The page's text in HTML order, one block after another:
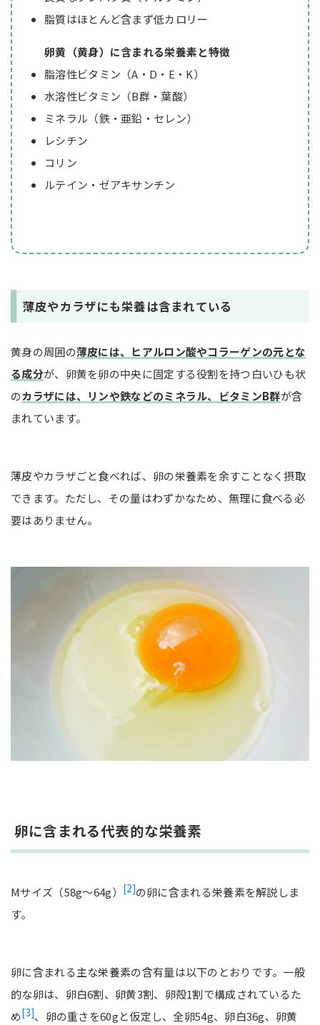
脂質はほとんど含まず低カロリー
卵黄（黄身）に含まれる栄養素と特徴
脂溶性ビタミン（A・D・E・K）
水溶性ビタミン（B群・葉酸）
ミネラル（鉄・亜鉛・セレン）
レシチン
コリン
ルテイン・ゼアキサンチン
薄皮やカラザにも栄養は含まれている
黄身の周囲の薄皮には、ヒアルロン酸やコラーゲンの元とな
る成分が、卵黄を卵の中央に固定する役割を持つ白いひも状
のカラザには、リンや鉄などのミネラル、ビタミンB群が含
まれています。
薄皮やカラザごと食べれば、卵の栄養素を余すことなく摂取
できます。ただし、その量はわずかなため、無理に食べる必
要はありません。
卵に含まれる代表的な栄養素
Mサイズ（58g～64g） [2]の卵に含まれる栄養素を解説しま
す。
卵に含まれる主な栄養素の含有量は以下のとおりです。一般
的な卵は、卵白6割、卵黄3割、卵殻1割で構成されているた
め[3]、卵の重さを60gと仮定し、全卵54g、卵白36g、卵黄